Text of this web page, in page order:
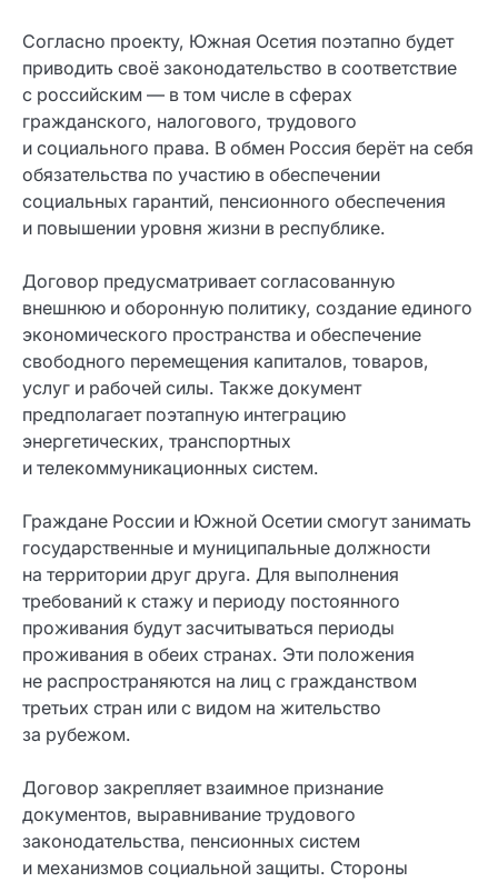
Согласно проекту, Южная Осетия поэтапно будет
приводить своё законодательство в соответствие
с российским — в том числе в сферах
гражданского, налогового, трудового
и социального права. В обмен Россия берёт на себя
обязательства по участию в обеспечении
социальных гарантий, пенсионного обеспечения
и повышении уровня жизни в республике.
Договор предусматривает согласованную
внешнюю и оборонную политику, создание единого
экономического пространства и обеспечение
свободного перемещения капиталов, товаров,
услуг и рабочей силы. Также документ
предполагает поэтапную интеграцию
энергетических, транспортных
и телекоммуникационных систем.
Граждане России и Южной Осетии смогут занимать
государственные и муниципальные должности
на территории друг друга. Для выполнения
требований к стажу и периоду постоянного
проживания будут засчитываться периоды
проживания в обеих странах. Эти положения
не распространяются на лиц с гражданством
третьих стран или с видом на жительство
за рубежом.
Договор закрепляет взаимное признание
документов, выравнивание трудового
законодательства, пенсионных систем
и механизмов социальной защиты. Стороны